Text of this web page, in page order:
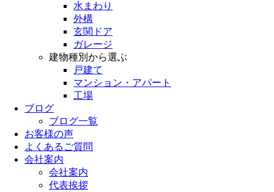
水まわり
外構
玄関ドア
ガレージ
建物種別から選ぶ
戸建て
マンション・アパート
工場
ブログ
ブログ一覧
お客様の声
よくあるご質問
会社案内
会社案内
代表挨拶